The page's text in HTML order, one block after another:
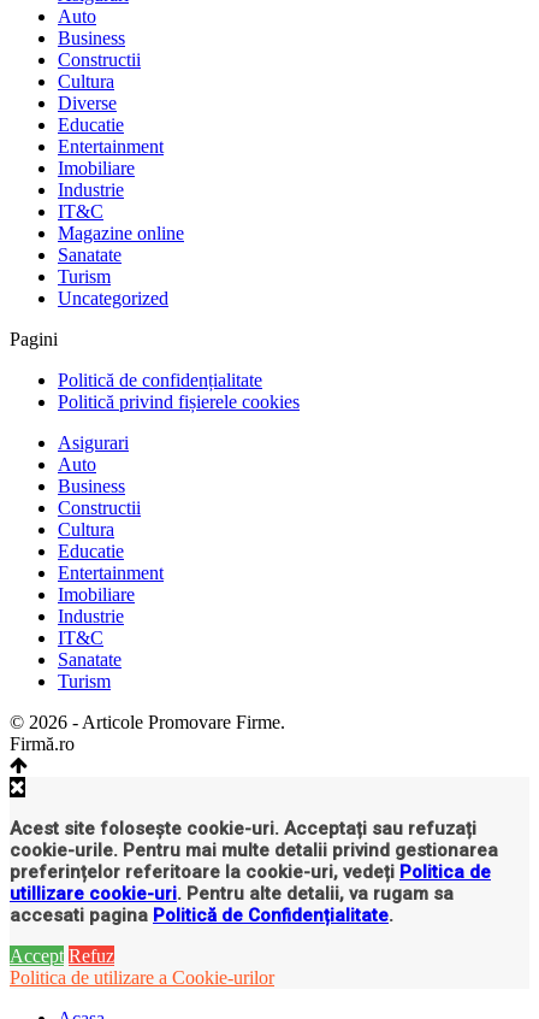
Auto
Business
Constructii
Cultura
Diverse
Educatie
Entertainment
Imobiliare
Industrie
IT&C
Magazine online
Sanatate
Turism
Uncategorized
Pagini
Politică de confidențialitate
Politică privind fișierele cookies
Asigurari
Auto
Business
Constructii
Cultura
Educatie
Entertainment
Imobiliare
Industrie
IT&C
Sanatate
Turism
© 2026 - Articole Promovare Firme.
Firmă.ro
Acest site folosește cookie-uri. Acceptați sau refuzați
cookie-urile. Pentru mai multe detalii privind gestionarea
preferințelor referitoare la cookie-uri, vedeți Politica de
utillizare cookie-uri. Pentru alte detalii, va rugam sa
accesati pagina Politică de Confidențialitate.
Accept Refuz
Politica de utilizare a Cookie-urilor